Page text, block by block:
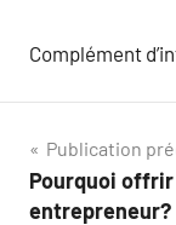
Complément
de
Publication
Pourquoi
entrepreneur?